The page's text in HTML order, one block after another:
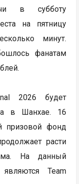
в субботу
на пятницу
минут.
фанатам
2026 будет
в Шанхае. 16
призовой фонд
расти
На данный
Team